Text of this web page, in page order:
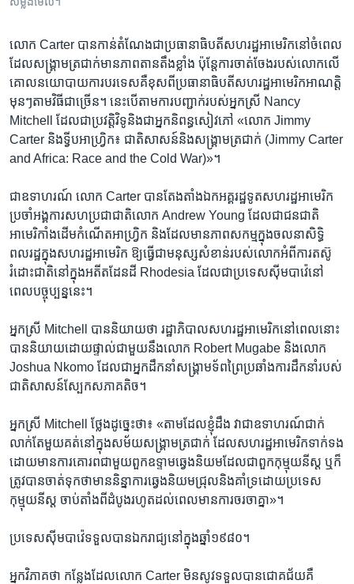
លោក Carter បាន​កាន់​តំណែង​ជា​ប្រធានាធិបតី​សហរដ្ឋ​អាមេរិក​នៅ​ចំ​ពេល​
ដែល​សង្គ្រាម​ត្រជាក់​មាន​ភាព​តានតឹង​ខ្លាំង ប៉ុន្តែ​ការ​ចាត់ចែង​របស់​លោក​លើ​
គោល​នយោបាយ​ការបរទេស​គឺ​ខុស​ពី​ប្រធានាធិបតី​សហរដ្ឋ​អាមេរិក​អាណត្តិ​
មុនៗ​តាម​វិធី​ជា​ច្រើន។ នេះ​បើ​តាម​ការ​បញ្ជាក់​របស់​អ្នកស្រី Nancy
Mitchell ដែល​ជា​ប្រវត្តិវិទូ​និង​ជា​អ្នក​និពន្ធ​សៀវភៅ «លោក Jimmy
Carter និង​ទ្វីប​អាហ្វ្រិក៖ ជាតិ​សាសន៍​និង​សង្គ្រាម​ត្រជាក់ (Jimmy Carter
and Africa: Race and the Cold War)»។
ជា​ឧទាហរណ៍ លោក Carter បាន​តែងតាំង​ឯកអគ្គរដ្ឋទូត​សហរដ្ឋ​អាមេរិក​
ប្រចាំ​អង្គការ​សហប្រជាជាតិ​លោក Andrew Young ដែល​ជា​ជនជាតិ​
អាមេរិកាំង​ដើម​កំណើត​អាហ្វ្រិក និង​ដែល​មាន​ភាព​សកម្ម​ក្នុង​ចលនា​សិទ្ធិ​
ពលរដ្ឋ​ក្នុង​សហរដ្ឋ​អាមេរិក ឱ្យ​ធ្វើ​ជា​មនុស្ស​សំខាន់​របស់​លោក​អំពី​ការ​តស៊ូ​
រំដោះ​ជាតិ​នៅ​ក្នុង​អតីត​ដែនដី Rhodesia ដែល​ជា​ប្រទេស​ស៊ីមបាវ៉េ​នៅ​
ពេល​បច្ចុប្បន្ន​នេះ។
អ្នកស្រី Mitchell បាន​និយាយ​ថា រដ្ឋាភិបាល​សហរដ្ឋ​អាមេរិក​នៅ​ពេល​នោះ​
បាន​និយាយ​ដោយ​ផ្ទាល់​ជាមួយ​នឹង​លោក Robert Mugabe និង​លោក
Joshua Nkomo ដែល​ជា​អ្នក​ដឹកនាំ​សង្គ្រាម​ទ័ព​ព្រៃ​ប្រឆាំង​ការ​ដឹកនាំ​របស់​
ជាតិ​សាសន៍​ស្បែក​ស​ភាគ​តិច។
អ្នកស្រី Mitchell ថ្លែង​ដូច្នេះ​ថា៖ «តាម​ដែល​ខ្ញុំ​ដឹង វា​ជា​ឧទាហរណ៍​ជាក់
លាក់​តែ​មួយ​គត់​នៅ​ក្នុង​សម័យ​សង្គ្រាម​ត្រជាក់ ដែល​សហរដ្ឋ​អាមេរិក​ទាក់ទង​
ដោយ​មាន​ការ​គោរព​ជាមួយ​ពួក​ឧទ្ទាម​ឆ្វេង​និយម​ដែល​ជា​ពួក​កុម្មុយនីស្ត ​ឬ​ក៏​
ត្រូវ​បាន​ចាត់ទុក​ថា​មាន​និន្នាការ​ឆ្វេង​និយម​ជ្រុល​និង​គាំទ្រ​ដោយ​ប្រទេស​
កុម្មុយនីស្ត ចាប់តាំងពី​ដំបូង​រហូត​ដល់​ពេល​មាន​ការ​ចរចា​គ្នា»។
ប្រទេស​ស៊ីមបាវ៉េ​ទទួល​បាន​ឯករាជ្យ​នៅ​ក្នុង​ឆ្នាំ១៩៨០។
អ្នក​វិភាគ​ថា កន្លែង​ដែល​លោក Carter មិន​សូវ​ទទួល​បាន​ជោគជ័យ​គឺ​